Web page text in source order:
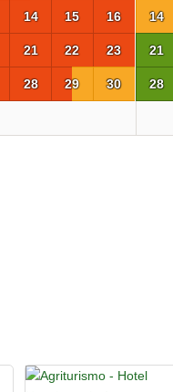
14 15 16
21 22 23
28 29 30
14
21
28